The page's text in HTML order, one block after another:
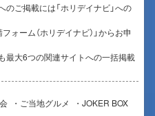
のご掲載には「ホリデイナビ」への
ォーム（ホリデイナビ）」からお申
最大6つの関連サイトへの一括掲載
ご当地グルメ
JOKER BOX